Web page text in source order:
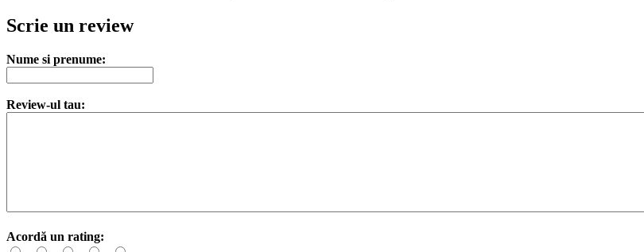
Scrie un review
Nume si prenume:
Review-ul tau:
Acordă un rating: